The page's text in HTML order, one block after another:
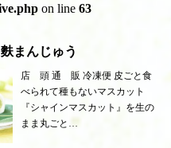
on line 63
まんじゅう
店 頭 通 販 冷凍便 皮ごと食
べられて種もないマスカット
『シャインマスカット』を生の
まま丸ごと…